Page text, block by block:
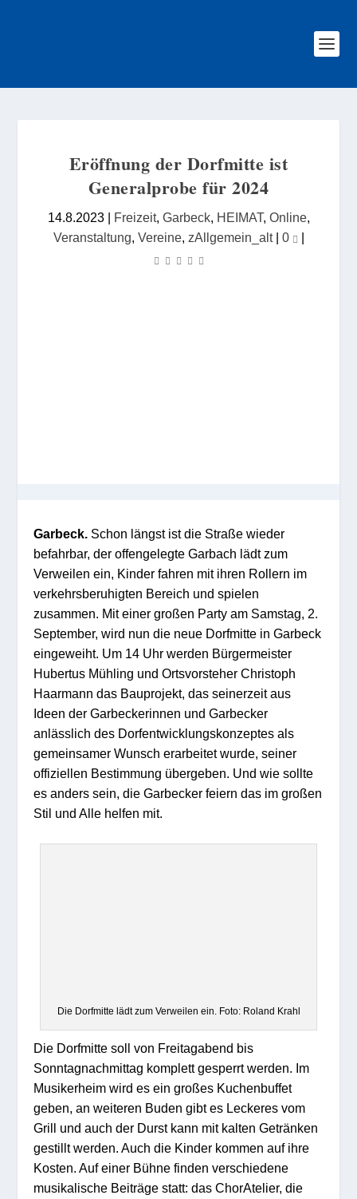
Eröffnung der Dorfmitte ist
Generalprobe für 2024
14.8.2023| Freizeit, Garbeck, HEIMAT, Online,
Veranstaltung, Vereine, zAllgemein_alt| 0 |
Garbeck. Schon längst ist die Straße wieder
befahrbar, der offengelegte Garbach lädt zum
Verweilen ein, Kinder fahren mit ihren Rollern im
verkehrsberuhigten Bereich und spielen
zusammen. Mit einer großen Party am Samstag, 2.
September, wird nun die neue Dorfmitte in Garbeck
eingeweiht. Um 14 Uhr werden Bürgermeister
Hubertus Mühling und Ortsvorsteher Christoph
Haarmann das Bauprojekt, das seinerzeit aus
Ideen der Garbeckerinnen und Garbecker
anlässlich des Dorfentwicklungskonzeptes als
gemeinsamer Wunsch erarbeitet wurde, seiner
offiziellen Bestimmung übergeben. Und wie sollte
es anders sein, die Garbecker feiern das im großen
Stil und Alle helfen mit.
Die Dorfmitte lädt zum Verweilen ein. Foto: Roland Krahl
Die Dorfmitte soll von Freitagabend bis
Sonntagnachmittag komplett gesperrt werden. Im
Musikerheim wird es ein großes Kuchenbuffet
geben, an weiteren Buden gibt es Leckeres vom
Grill und auch der Durst kann mit kalten Getränken
gestillt werden. Auch die Kinder kommen auf ihre
Kosten. Auf einer Bühne finden verschiedene
musikalische Beiträge statt: das ChorAtelier, die